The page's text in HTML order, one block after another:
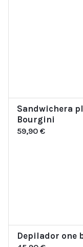
Sandwichera
Bourgini
59,90 €
Depilador one